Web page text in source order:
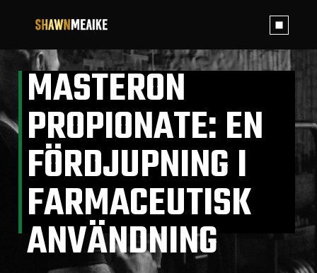
MASTERON
PROPIONATE: EN
FÖRDJUPNING I
FARMACEUTISK
ANVÄNDNING